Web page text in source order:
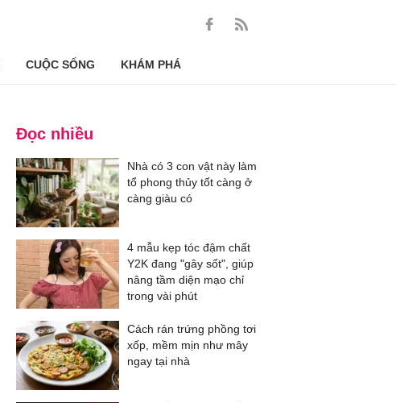
CUỘC SỐNG KHÁM PHÁ
Đọc nhiều
Nhà có 3 con vật này làm
tổ phong thủy tốt càng ở
càng giàu có
4 mẫu kẹp tóc đậm chất
Y2K đang "gây sốt", giúp
nâng tầm diện mạo chỉ
trong vài phút
Cách rán trứng phồng tơi
xốp, mềm mịn như mây
ngay tại nhà